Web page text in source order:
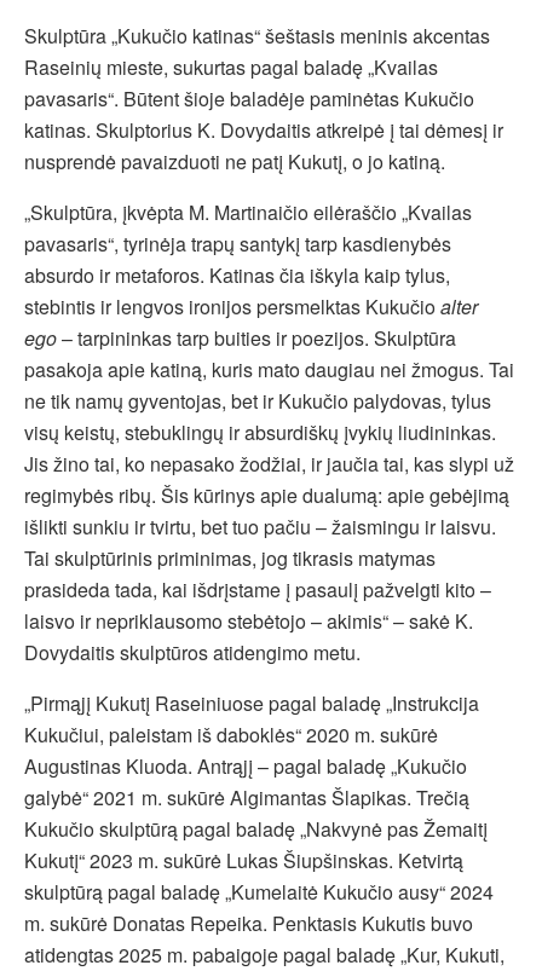
Skulptūra „Kukučio katinas“ šeštasis meninis akcentas
Raseinių mieste, sukurtas pagal baladę „Kvailas
pavasaris“. Būtent šioje baladėje paminėtas Kukučio
katinas. Skulptorius K. Dovydaitis atkreipė į tai dėmesį ir
nusprendė pavaizduoti ne patį Kukutį, o jo katiną.
„Skulptūra, įkvėpta M. Martinaičio eilėraščio „Kvailas
pavasaris“, tyrinėja trapų santykį tarp kasdienybės
absurdo ir metaforos. Katinas čia iškyla kaip tylus,
stebintis ir lengvos ironijos persmelktas Kukučioalter
ego– tarpininkas tarp buities ir poezijos. Skulptūra
pasakoja apie katiną, kuris mato daugiau nei žmogus. Tai
ne tik namų gyventojas, bet ir Kukučio palydovas, tylus
visų keistų, stebuklingų ir absurdiškų įvykių liudininkas.
Jis žino tai, ko nepasako žodžiai, ir jaučia tai, kas slypi už
regimybės ribų. Šis kūrinys apie dualumą: apie gebėjimą
išlikti sunkiu ir tvirtu, bet tuo pačiu – žaismingu ir laisvu.
Tai skulptūrinis priminimas, jog tikrasis matymas
prasideda tada, kai išdrįstame į pasaulį pažvelgti kito –
laisvo ir nepriklausomo stebėtojo – akimis“ – sakė K.
Dovydaitis skulptūros atidengimo metu.
„Pirmąjį Kukutį Raseiniuose pagal baladę „Instrukcija
Kukučiui, paleistam iš daboklės“ 2020 m. sukūrė
Augustinas Kluoda. Antrąjį – pagal baladę „Kukučio
galybė“ 2021 m. sukūrė Algimantas Šlapikas. Trečią
Kukučio skulptūrą pagal baladę „Nakvynė pas Žemaitį
Kukutį“ 2023 m. sukūrė Lukas Šiupšinskas. Ketvirtą
skulptūrą pagal baladę „Kumelaitė Kukučio ausy“ 2024
m. sukūrė Donatas Repeika. Penktasis Kukutis buvo
atidengtas 2025 m. pabaigoje pagal baladę „Kur, Kukuti,